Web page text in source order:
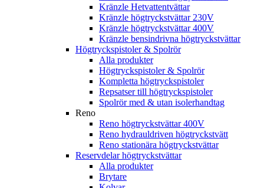
Kränzle Hetvattentvättar
Kränzle högtryckstvättar 230V
Kränzle högtryckstvättar 400V
Kränzle bensindrivna högtryckstvättar
Högtryckspistoler & Spolrör
Alla produkter
Högtryckspistoler & Spolrör
Kompletta högtryckspistoler
Repsatser till högtryckspistoler
Spolrör med & utan isolerhandtag
Reno
Reno högtryckstvättar 400V
Reno hydrauldriven högtryckstvätt
Reno stationära högtryckstvättar
Reservdelar högtryckstvättar
Alla produkter
Brytare